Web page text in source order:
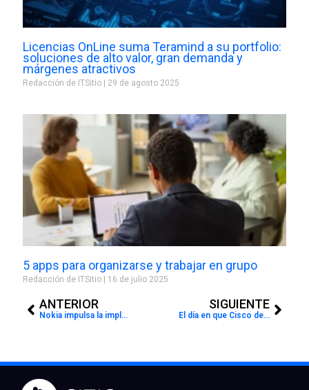
Licencias OnLine suma Teramind a su portfolio:
soluciones de alto valor, gran demanda y
márgenes atractivos
Redacción de ITSitio 29 de agosto 2025
5 apps para organizarse y trabajar en grupo
Redacción de ITSitio 16 de julio 2025
ANTERIOR
Nokia impulsa la implementación de redes 5G para mejor conectividad
SIGUIENTE
El día en que Cisco develó el futuro de Internet